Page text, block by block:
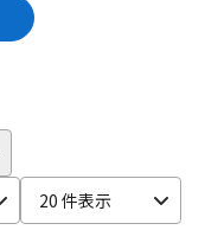
Corporation
books
Works
ENGL
その他楽器
20 件表示